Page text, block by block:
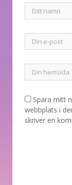
Spara mitt
webbplats i
skriver en